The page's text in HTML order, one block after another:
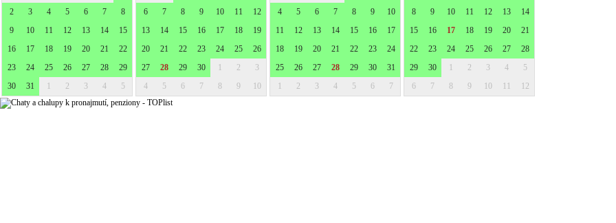
2
3 4 5 6 7
8
9
10 11 12 13 14
15
16
17 18 19 20 21
22
23
24 25 26 27 28
29
30
31 1 2 3 4 5
6
7 8 9 10 11
12
13
14 15 16 17 18
19
20
21 22 23 24 25
26
27
28 29 30 1 2
3
4
5 6 7 8 9 10
4
5 6 7 8 9
10
11
12 13 14 15 16
17
18
19 20 21 22 23
24
25
26 27 28 29 30
31
1
2 3 4 5 6 7
8
9 10 11 12 13
14
15
16 17 18 19 20
21
22
23 24 25 26 27
28
29
30 1 2 3 4
5
6
7 8 9 10 11 12